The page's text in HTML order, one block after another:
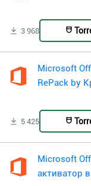
3 968
Microsoft
RePack by
5 425
Microsoft
активатор